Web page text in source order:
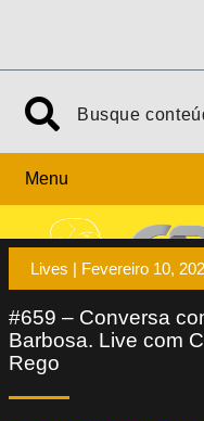
Menu
Lives | Fevereiro 10,
#659 – Conversa
Barbosa. Live com
Rego